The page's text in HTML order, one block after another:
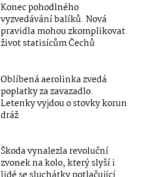
Konec pohodlného
vyzvedávání balíků. Nová
pravidla mohou zkomplikovat
život statisícům Čechů
Oblíbená aerolinka zvedá
poplatky za zavazadlo.
Letenky vyjdou o stovky korun
dráž
Škoda vynalezla revoluční
zvonek na kolo, který slyší i